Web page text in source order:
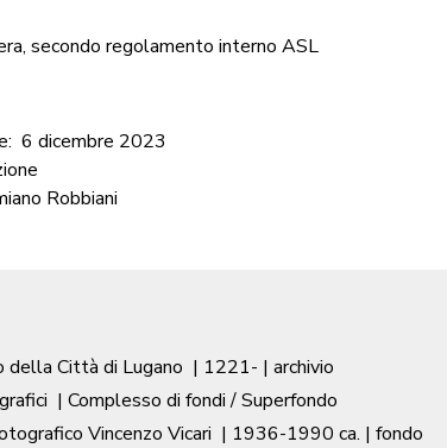
secondo regolamento interno ASL
6 dicembre 2023
Robbiani
della Città di Lugano | 1221- | archivio
| Complesso di fondi / Superfondo
Vincenzo Vicari | 1936-1990 ca. | fondo